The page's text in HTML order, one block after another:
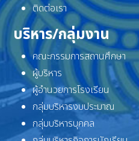
ติดต่อเรา
บริหาร/กลุ่มงาน
คณะกรรมการสถานศึกษา
ผู้บริหาร
ผู้อำนวยการโรงเรียน
กลุ่มบริหารงบประมาณ
กลุ่มบริหารบุคคล